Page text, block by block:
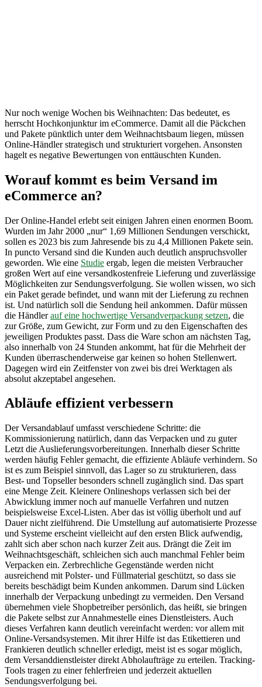
Nur noch wenige Wochen bis Weihnachten: Das bedeutet, es
herrscht Hochkonjunktur im eCommerce. Damit all die Päckchen
und Pakete pünktlich unter dem Weihnachtsbaum liegen, müssen
Online-Händler strategisch und strukturiert vorgehen. Ansonsten
hagelt es negative Bewertungen von enttäuschten Kunden.
Worauf kommt es beim Versand im
eCommerce an?
Der Online-Handel erlebt seit einigen Jahren einen enormen Boom.
Wurden im Jahr 2000 „nur“ 1,69 Millionen Sendungen verschickt,
sollen es 2023 bis zum Jahresende bis zu 4,4 Millionen Pakete sein.
In puncto Versand sind die Kunden auch deutlich anspruchsvoller
geworden. Wie eine Studie ergab, legen die meisten Verbraucher
großen Wert auf eine versandkostenfreie Lieferung und zuverlässige
Möglichkeiten zur Sendungsverfolgung. Sie wollen wissen, wo sich
ein Paket gerade befindet, und wann mit der Lieferung zu rechnen
ist. Und natürlich soll die Sendung heil ankommen. Dafür müssen
die Händlerauf eine hochwertige Versandverpackung setzen, die
zur Größe, zum Gewicht, zur Form und zu den Eigenschaften des
jeweiligen Produktes passt. Dass die Ware schon am nächsten Tag,
also innerhalb von 24 Stunden ankommt, hat für die Mehrheit der
Kunden überraschenderweise gar keinen so hohen Stellenwert.
Dagegen wird ein Zeitfenster von zwei bis drei Werktagen als
absolut akzeptabel angesehen.
Abläufe effizient verbessern
Der Versandablauf umfasst verschiedene Schritte: die
Kommissionierung natürlich, dann das Verpacken und zu guter
Letzt die Auslieferungsvorbereitungen. Innerhalb dieser Schritte
werden häufig Fehler gemacht, die effiziente Abläufe verhindern. So
ist es zum Beispiel sinnvoll, das Lager so zu strukturieren, dass
Best- und Topseller besonders schnell zugänglich sind. Das spart
eine Menge Zeit. Kleinere Onlineshops verlassen sich bei der
Abwicklung immer noch auf manuelle Verfahren und nutzen
beispielsweise Excel-Listen. Aber das ist völlig überholt und auf
Dauer nicht zielführend. Die Umstellung auf automatisierte Prozesse
und Systeme erscheint vielleicht auf den ersten Blick aufwendig,
zahlt sich aber schon nach kurzer Zeit aus. Drängt die Zeit im
Weihnachtsgeschäft, schleichen sich auch manchmal Fehler beim
Verpacken ein. Zerbrechliche Gegenstände werden nicht
ausreichend mit Polster- und Füllmaterial geschützt, so dass sie
bereits beschädigt beim Kunden ankommen. Darum sind Lücken
innerhalb der Verpackung unbedingt zu vermeiden. Den Versand
übernehmen viele Shopbetreiber persönlich, das heißt, sie bringen
die Pakete selbst zur Annahmestelle eines Dienstleisters. Auch
dieses Verfahren kann deutlich vereinfacht werden: vor allem mit
Online-Versandsystemen. Mit ihrer Hilfe ist das Etikettieren und
Frankieren deutlich schneller erledigt, meist ist es sogar möglich,
dem Versanddienstleister direkt Abholaufträge zu erteilen. Tracking-
Tools tragen zu einer fehlerfreien und jederzeit aktuellen
Sendungsverfolgung bei.